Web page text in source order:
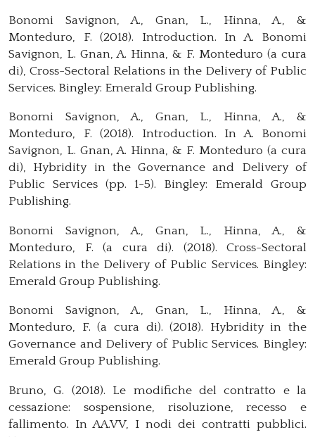
Bonomi Savignon, A., Gnan, L., Hinna, A., &
Monteduro, F. (2018). Introduction. In A. Bonomi
Savignon, L. Gnan, A. Hinna, & F. Monteduro (a cura
di), Cross-Sectoral Relations in the Delivery of Public
Services. Bingley: Emerald Group Publishing.
Bonomi Savignon, A., Gnan, L., Hinna, A., &
Monteduro, F. (2018). Introduction. In A. Bonomi
Savignon, L. Gnan, A. Hinna, & F. Monteduro (a cura
di), Hybridity in the Governance and Delivery of
Public Services (pp. 1-5). Bingley: Emerald Group
Publishing.
Bonomi Savignon, A., Gnan, L., Hinna, A., &
Monteduro, F. (a cura di). (2018). Cross-Sectoral
Relations in the Delivery of Public Services. Bingley:
Emerald Group Publishing.
Bonomi Savignon, A., Gnan, L., Hinna, A., &
Monteduro, F. (a cura di). (2018). Hybridity in the
Governance and Delivery of Public Services. Bingley:
Emerald Group Publishing.
Bruno, G. (2018). Le modifiche del contratto e la
cessazione: sospensione, risoluzione, recesso e
fallimento. In AA.VV, I nodi dei contratti pubblici.